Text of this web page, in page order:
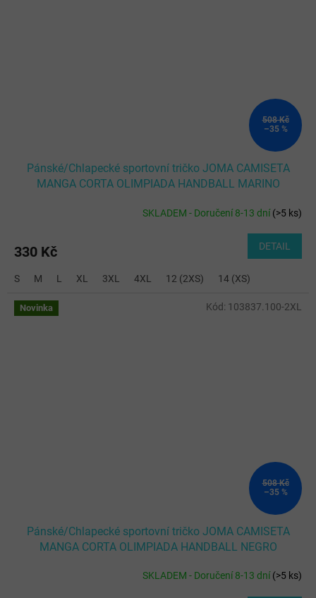
508 Kč
–35 %
Pánské/Chlapecké sportovní tričko JOMA CAMISETA
MANGA CORTA OLIMPIADA HANDBALL MARINO
SKLADEM - Doručení 8-13 dní(>5 ks)
330 Kč DETAIL
S M L XL 3XL 4XL 12 (2XS) 14 (XS)
Novinka
508 Kč
–35 %
Pánské/Chlapecké sportovní tričko JOMA CAMISETA
MANGA CORTA OLIMPIADA HANDBALL NEGRO
SKLADEM - Doručení 8-13 dní(>5 ks)
Kód: 103837.100-2XL